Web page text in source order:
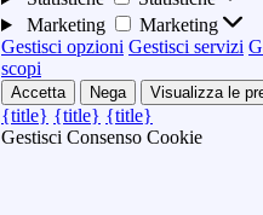
Marketing
Marketing
Gestisci opzioni Gestisci servizi
scopi
Accetta Nega Visualizza le
{title} {title} {title}
Gestisci Consenso Cookie